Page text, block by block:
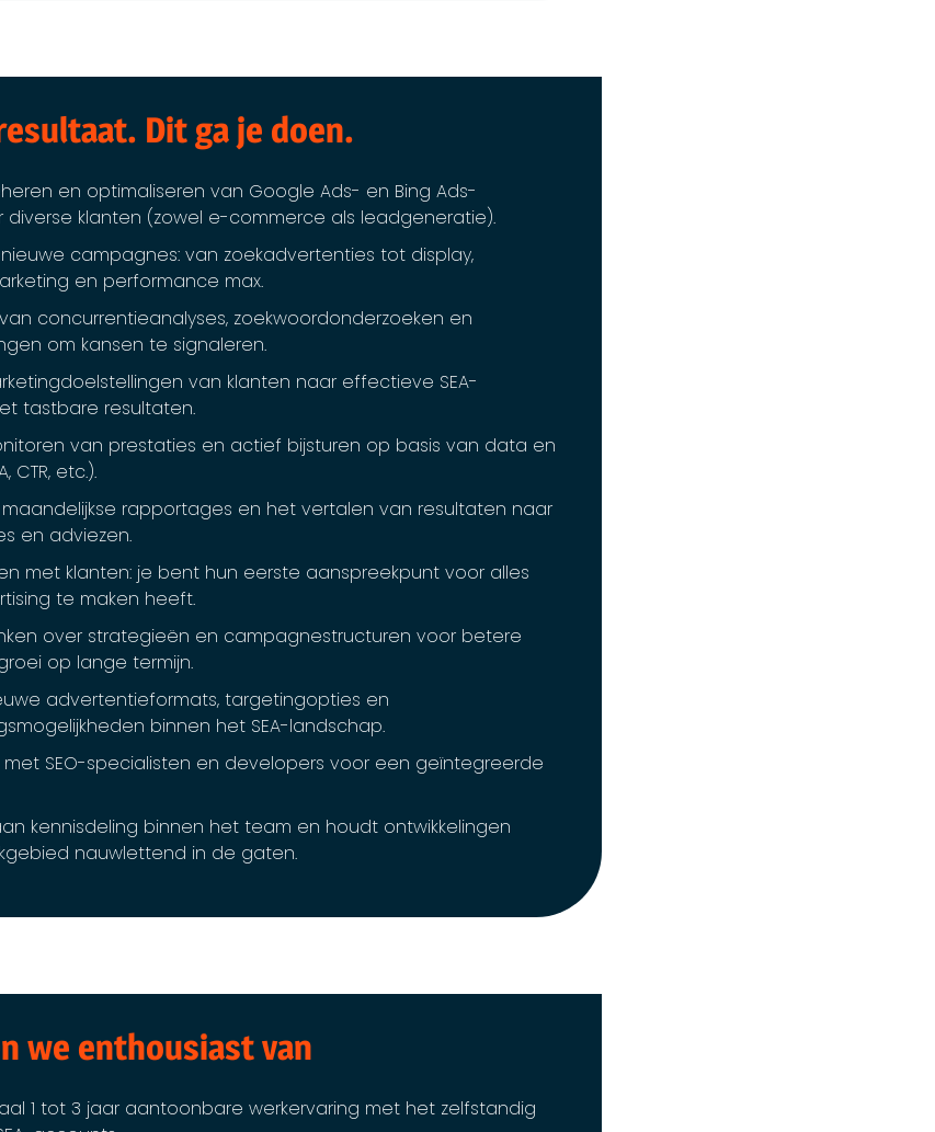
Dit ga je doen.
en optimaliseren van Google Ads- en Bing Ads-
klanten (zowel e-commerce als leadgeneratie).
campagnes: van zoekadvertenties tot display,
en performance max.
concurrentieanalyses, zoekwoordonderzoeken en
om kansen te signaleren.
van klanten naar effectieve SEA-
tastbare resultaten.
van prestaties en actief bijsturen op basis van data en
CTR, etc.).
rapportages en het vertalen van resultaten naar
en adviezen.
met klanten: je bent hun eerste aanspreekpunt voor alles
te maken heeft.
over strategieën en campagnestructuren voor betere
op lange termijn.
advertentieformats, targetingopties en
binnen het SEA-landschap.
met SEO-specialisten en developers voor een geïntegreerde
kennisdeling binnen het team en houdt ontwikkelingen
nauwlettend in de gaten.
we enthousiast van
1 tot 3 jaar aantoonbare werkervaring met het zelfstandig